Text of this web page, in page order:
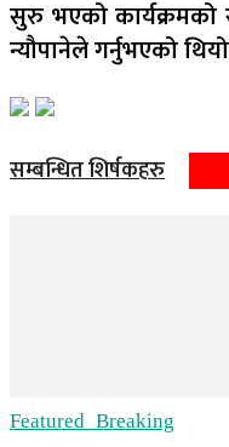
सुरु भएको कार्यक्रमको
न्यौपानेले गर्नुभएको
सम्बन्धित शिर्षकहरु
Featured_Breaking